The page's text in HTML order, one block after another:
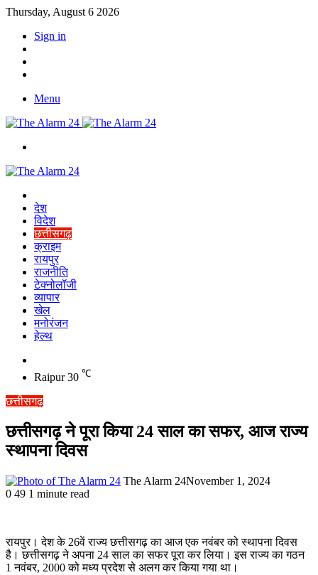
Thursday, August 6 2026
Sign in
Menu
देश
विदेश
छत्तीसगढ़
क्राइम
रायपुर
राजनीति
टेक्नोलॉजी
व्यापार
खेल
मनोरंजन
हेल्थ
skin
Raipur 30 ℃
छत्तीसगढ़
छत्तीसगढ़ ने पूरा किया 24 साल का सफर, आज राज्य
स्थापना दिवस
The Alarm 24November 1, 2024
0 49 1 minute read
रायपुर। देश के 26वें राज्य छत्तीसगढ़ का आज एक नवंबर को स्थापना दिवस
है। छत्तीसगढ़ ने अपना 24 साल का सफर पूरा कर लिया। इस राज्य का गठन
1 नवंबर, 2000 को मध्य प्रदेश से अलग कर किया गया था।